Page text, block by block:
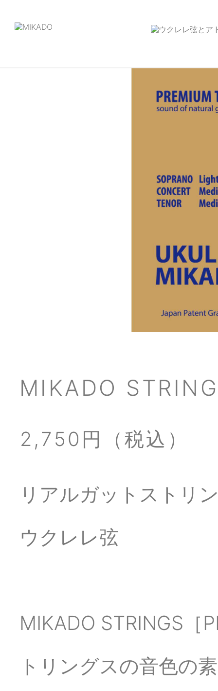
MIKADO
2,750円（税込）
リアルガットストリ
ウクレレ弦
MIKADO STRINGS［
トリングスの音色の